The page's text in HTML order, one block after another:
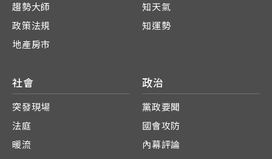
趨勢大師
政策法規
地產房市
知天氣
知運勢
社會
突發現場
法庭
暖流
政治
黨政要聞
國會攻防
內幕評論